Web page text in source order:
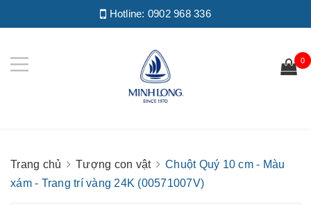
Hotline: 0902 968 336
0
Trang chủ Tượng con vật
Chuột Quý 10 cm - Màu
xám - Trang trí vàng 24K (00571007V)